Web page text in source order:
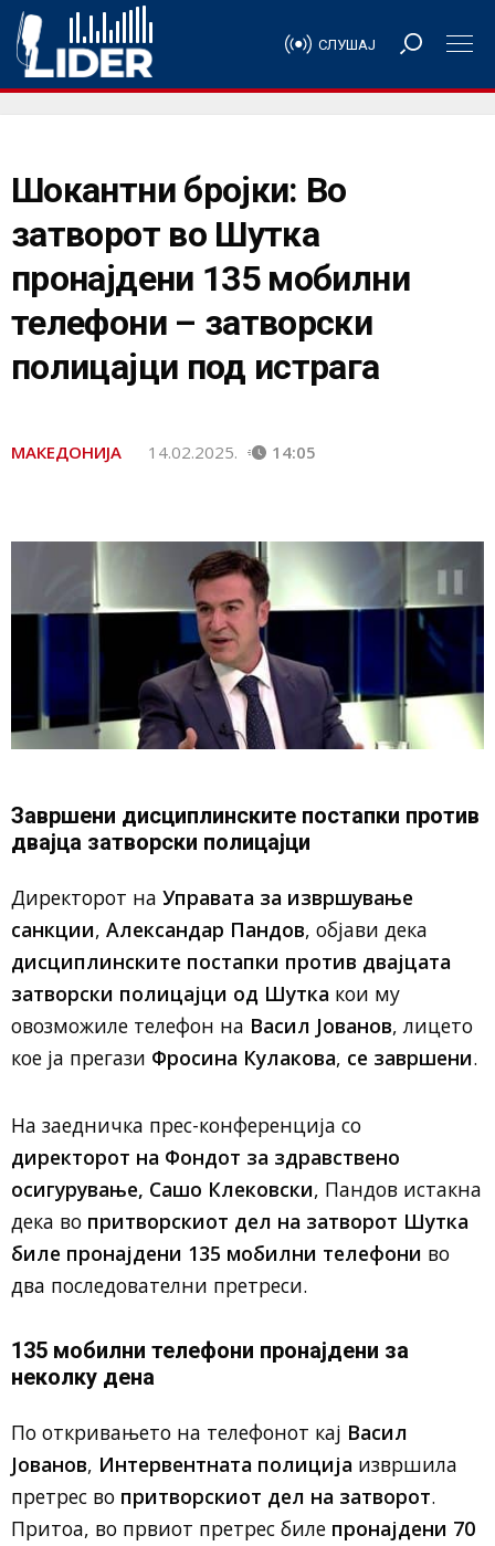
СЛУШАЈ
Шокантни бројки: Во
затворот во Шутка
пронајдени 135 мобилни
телефони – затворски
полицајци под истрага
МАКЕДОНИЈА 14.02.2025. 14:05
Завршени дисциплинските постапки против
двајца затворски полицајци
Директорот на Управата за извршување
санкции, Александар Пандов, објави дека
дисциплинските постапки против двајцата
затворски полицајци од Шутка кои му
овозможиле телефон на Васил Јованов, лицето
кое ја прегази Фросина Кулакова, се завршени.
На заедничка прес-конференција со
директорот на Фондот за здравствено
осигурување, Сашо Клековски, Пандов истакна
дека во притворскиот дел на затворот Шутка
биле пронајдени 135 мобилни телефони во
два последователни претреси.
135 мобилни телефони пронајдени за
неколку дена
По откривањето на телефонот кај Васил
Јованов, Интервентната полиција извршила
претрес во притворскиот дел на затворот.
Притоа, во првиот претрес биле пронајдени 70